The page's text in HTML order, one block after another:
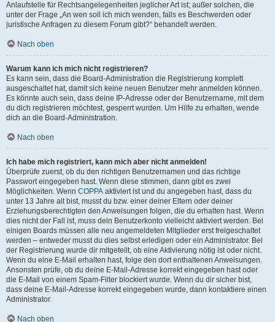
Anlaufstelle für Rechtsangelegenheiten jeglicher Art ist; außer solchen, die
unter der Frage „An wen soll ich mich wenden, falls es Beschwerden oder
juristische Anfragen zu diesem Forum gibt?“ behandelt werden.
Nach oben
Warum kann ich mich nicht registrieren?
Es kann sein, dass die Board-Administration die Registrierung komplett
ausgeschaltet hat, damit sich keine neuen Benutzer mehr anmelden können.
Es könnte auch sein, dass deine IP-Adresse oder der Benutzername, mit dem
du dich registrieren möchtest, gesperrt wurden. Um Hilfe zu erhalten, wende
dich an die Board-Administration.
Nach oben
Ich habe mich registriert, kann mich aber nicht anmelden!
Überprüfe zuerst, ob du den richtigen Benutzernamen und das richtige
Passwort eingegeben hast. Wenn diese stimmen, dann gibt es zwei
Möglichkeiten. Wenn COPPA aktiviert ist und du angegeben hast, dass du
unter 13 Jahre alt bist, musst du bzw. einer deiner Eltern oder deiner
Erziehungsberechtigten den Anweisungen folgen, die du erhalten hast. Wenn
dies nicht der Fall ist, muss dein Benutzerkonto vielleicht aktiviert werden. Bei
einigen Boards müssen alle neu angemeldeten Mitglieder erst freigeschaltet
werden – entweder musst du dies selbst erledigen oder ein Administrator. Bei
der Registrierung wurde dir mitgeteilt, ob eine Aktivierung nötig ist oder nicht.
Wenn du eine E-Mail erhalten hast, folge den dort enthaltenen Anweisungen.
Ansonsten prüfe, ob du deine E-Mail-Adresse korrekt eingegeben hast oder
die E-Mail von einem Spam-Filter blockiert wurde. Wenn du dir sicher bist,
dass deine E-Mail-Adresse korrekt eingegeben wurde, dann kontaktiere einen
Administrator.
Nach oben